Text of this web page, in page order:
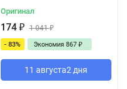
Оригинал
174 ₽ 1 041₽
- 83% Экономия 867 ₽
11 августа2 дня